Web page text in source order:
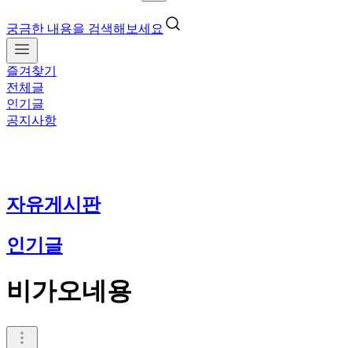
궁금한 내용을 검색해보세요
즐겨찾기
전체글
인기글
공지사항
자유게시판
인기글
비가오네용